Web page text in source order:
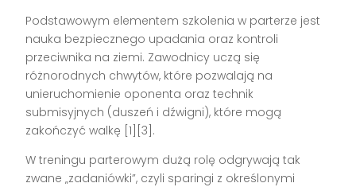
Podstawowym elementem szkolenia w parterze jest
nauka bezpiecznego upadania oraz kontroli
przeciwnika na ziemi. Zawodnicy uczą się
różnorodnych chwytów, które pozwalają na
unieruchomienie oponenta oraz technik
submisyjnych (duszeń i dźwigni), które mogą
zakończyć walkę [1][3].
W treningu parterowym dużą rolę odgrywają tak
zwane „zadaniówki”, czyli sparingi z określonymi